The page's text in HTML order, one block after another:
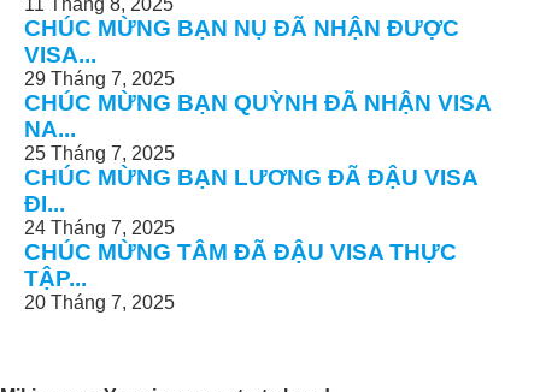
11 Tháng 8, 2025
CHÚC MỪNG BẠN NỤ ĐÃ NHẬN ĐƯỢC
VISA...
29 Tháng 7, 2025
CHÚC MỪNG BẠN QUỲNH ĐÃ NHẬN VISA
NA...
25 Tháng 7, 2025
CHÚC MỪNG BẠN LƯƠNG ĐÃ ĐẬU VISA
ĐI...
24 Tháng 7, 2025
CHÚC MỪNG TÂM ĐÃ ĐẬU VISA THỰC
TẬP...
20 Tháng 7, 2025